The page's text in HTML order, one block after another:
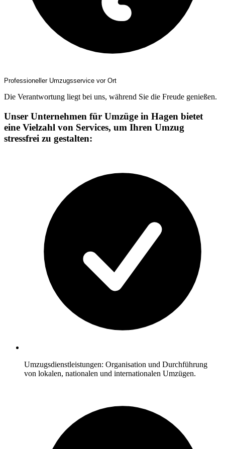
Professioneller Umzugsservice vor Ort
Die Verantwortung liegt bei uns, während Sie die Freude genießen.
Unser Unternehmen für Umzüge in Hagen bietet
eine Vielzahl von Services, um Ihren Umzug
stressfrei zu gestalten:
Umzugsdienstleistungen: Organisation und Durchführung
von lokalen, nationalen und internationalen Umzügen.